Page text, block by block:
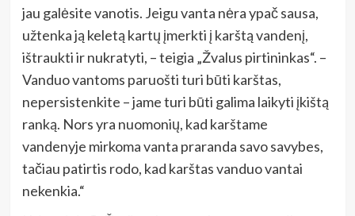
jau galėsite vanotis. Jeigu vanta nėra ypač sausa,
užtenka ją keletą kartų įmerkti į karštą vandenį,
ištraukti ir nukratyti, – teigia „Žvalus pirtininkas“. –
Vanduo vantoms paruošti turi būti karštas,
nepersistenkite – jame turi būti galima laikyti įkištą
ranką. Nors yra nuomonių, kad karštame
vandenyje mirkoma vanta praranda savo savybes,
tačiau patirtis rodo, kad karštas vanduo vantai
nekenkia.“